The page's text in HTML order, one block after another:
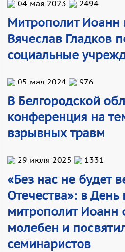
04 мая 2023 2494
Митрополит Иоанн
Вячеслав Гладков
социальные
05 мая 2024 976
В Белгородской
конференция на
взрывных травм
29 июля 2025 1331
«Без нас не будет
Отечества»: в
митрополит Иоанн
молебен и
семинаристов